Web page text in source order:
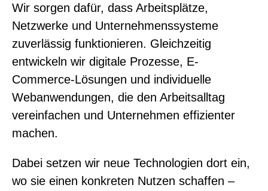
Wir sorgen dafür, dass Arbeitsplätze,
Netzwerke und Unternehmenssysteme
zuverlässig funktionieren. Gleichzeitig
entwickeln wir digitale Prozesse, E-
Commerce-Lösungen und individuelle
Webanwendungen, die den Arbeitsalltag
vereinfachen und Unternehmen effizienter
machen.
Dabei setzen wir neue Technologien dort ein,
wo sie einen konkreten Nutzen schaffen –